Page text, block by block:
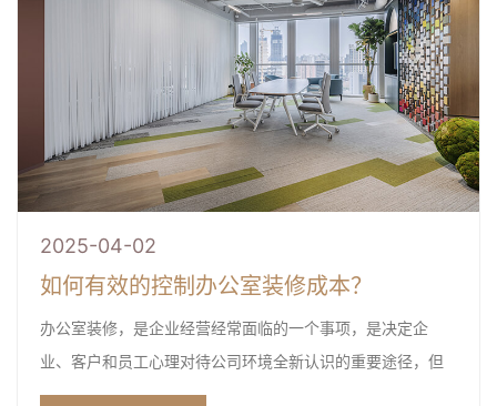
2025-04-02
如何有效的控制办公室装修成本？
办公室装修，是企业经营经常面临的一个事项，是决定企
业、客户和员工心理对待公司环境全新认识的重要途径，但
由于大多数企业主并非懂行，对办公室装修知之甚少，导致